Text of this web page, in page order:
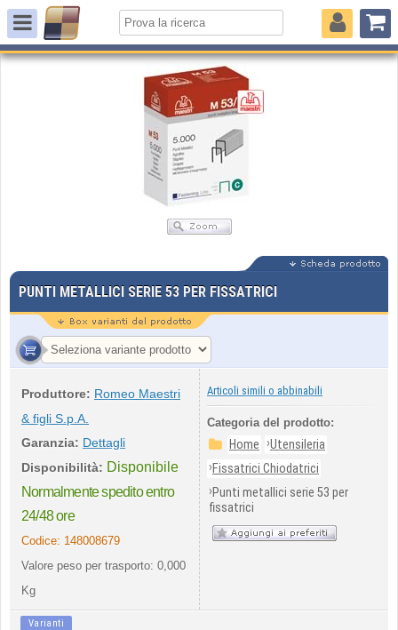
PUNTI METALLICI SERIE 53 PER FISSATRICI
Produttore: Romeo Maestri
& figli S.p.A.
Garanzia: Dettagli
Disponibilità: Disponibile
Normalmente spedito entro
24/48 ore
Codice: 148008679
Valore peso per trasporto: 0,000
Kg
Articoli simili o abbinabili
Categoria del prodotto:
Home ›Utensileria
›Fissatrici Chiodatrici
›Punti metallici serie 53 per
fissatrici
Varianti